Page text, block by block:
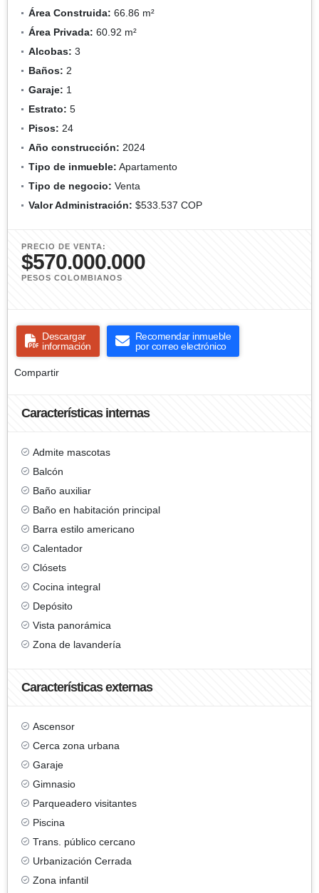
Área Construida: 66.86 m²
Área Privada: 60.92 m²
Alcobas: 3
Baños: 2
Garaje: 1
Estrato: 5
Pisos: 24
Año construcción: 2024
Tipo de inmueble: Apartamento
Tipo de negocio: Venta
Valor Administración: $533.537 COP
PRECIO DE VENTA:
$570.000.000
PESOS COLOMBIANOS
Descargar
información
Recomendar inmueble
por correo electrónico
Compartir
Características internas
Admite mascotas
Balcón
Baño auxiliar
Baño en habitación principal
Barra estilo americano
Calentador
Clósets
Cocina integral
Depósito
Vista panorámica
Zona de lavandería
Características externas
Ascensor
Cerca zona urbana
Garaje
Gimnasio
Parqueadero visitantes
Piscina
Trans. público cercano
Urbanización Cerrada
Zona infantil